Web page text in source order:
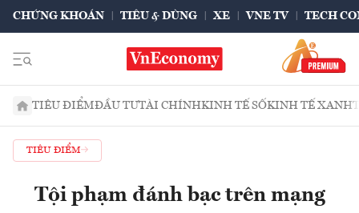
CHỨNG KHOÁN TIÊU & DÙNG XE VNE TV TECH
TIÊU ĐIỂMĐẦU TƯTÀI CHÍNHKINH TẾ SỐKINH TẾ XANH
TIÊU ĐIỂM
Tội phạm đánh bạc trên mạng